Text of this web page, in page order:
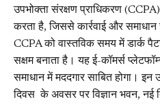
उपभोक्ता संरक्षण प्राधिकरण
करता है, जिससे कार्रवाई और
CCPA को वास्तविक समय में डार्क
सक्षम बनाता है। यह ई-कॉमर्स
समाधान में मददगार साबित होगा। इन
दिवस के अवसर पर विज्ञान भवन, नई